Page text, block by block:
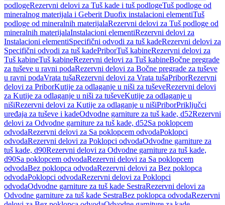
podlogeRezervni delovi za Tuš kade i tuš podlogeTuš podloge od
mineralnog materijala i Geberit Duofix instalacioni elementiTuš
podloge od mineralnih materijalaRezervni delovi za Tuš podloge od
mineralnih materijalaInstalacioni elementiRezervni delovi za
Instalacioni elementiSpecifični odvodi za tuš kadeRezervni delovi za
Specifični odvodi za tuš kadePriborTuš kabineRezervni delovi za
Tuš kabineTuš kabineRezervni delovi za Tuš kabineBočne pregrade
za tuševe u ravni podaRezervni delovi za Bočne pregrade za tuševe
u ravni podaVrata tušaRezervni delovi za Vrata tušaPriborRezervni
delovi za PriborKutije za odlaganje u niši za tuševeRezervni delovi
za Kutije za odlaganje u niši za tuševeKutije za odlaganje u
nišiRezervni delovi za Kutije za odlaganje u nišiPriborPriključci
uređaja za tuševe i kadeOdvodne garniture za tuš kade, d52Rezervni
delovi za Odvodne garniture za tuš kade, d52Sa poklopcem
odvodaRezervni delovi za Sa poklopcem odvodaPoklopci
odvodaRezervni delovi za Poklopci odvodaOdvodne garniture za
tuš kade, d90Rezervni delovi za Odvodne garniture za tuš kade,
d90Sa poklopcem odvodaRezervni delovi za Sa poklopcem
odvodaBez poklopca odvodaRezervni delovi za Bez poklopca
odvodaPoklopci odvodaRezervni delovi za Poklopci
odvodaOdvodne garniture za tuš kade SestraRezervni delovi za
Odvodne garniture za tuš kade SestraBez poklopca odvodaRezervni